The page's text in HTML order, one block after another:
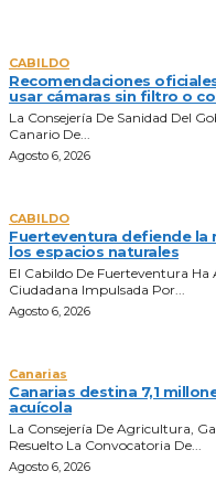
CABILDO
Recomendaciones
usar cámaras sin filtro o
La Consejería De Sanidad Del
Canario De...
Agosto 6, 2026
CABILDO
Fuerteventura defiende la
los espacios naturales
El Cabildo De Fuerteventura Ha
Ciudadana Impulsada Por...
Agosto 6, 2026
Canarias
Canarias destina 7,1
acuícola
La Consejería De Agricultura,
Resuelto La Convocatoria De...
Agosto 6, 2026